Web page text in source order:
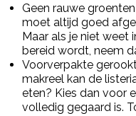
Geen rauwe
moet altijd goed
Maar als je niet weet
bereid wordt, neem
Voorverpakte
makreel kan de
eten? Kies dan voor
volledig gegaard is.